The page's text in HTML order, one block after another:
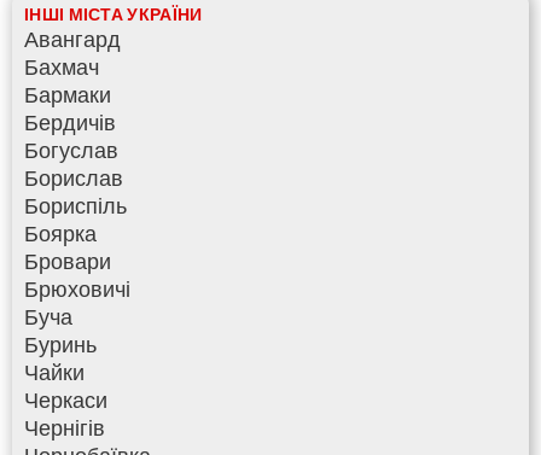
ІНШІ МІСТА УКРАЇНИ
Авангард
Бахмач
Бармаки
Бердичів
Богуслав
Борислав
Бориспіль
Боярка
Бровари
Брюховичі
Буча
Буринь
Чайки
Черкаси
Чернігів